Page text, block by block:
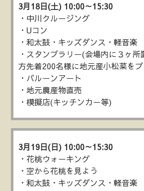
3月18日(土) 10:00～15:30
・中川クルージング
・Uコン
・和太鼓・キッズダンス・軽音楽
・スタンプラリー(会場内に３ヶ
方先着200名様に地元産小松菜を
・バルーンアート
・地元農産物直売
・模擬店(キッチンカー等)
3月19日(日) 10:00～15:30
・花桃ウォーキング
・空から花桃を見よう
・和太鼓・キッズダンス・軽音楽